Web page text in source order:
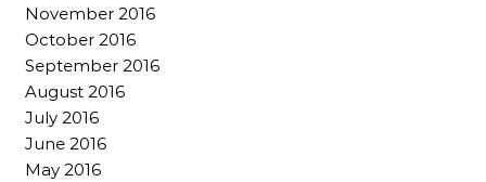
November 2016
October 2016
September 2016
August 2016
July 2016
June 2016
May 2016